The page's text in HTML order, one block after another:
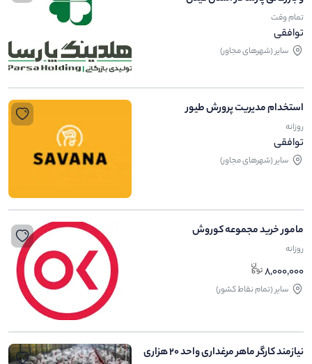
تمام وقت
توافقی
ساير (شهرهای مجاور)
استخدام مدیریت پرورش طیور
روزانه
توافقی
ساير (شهرهای مجاور)
مامور خرید مجموعه کوروش
روزانه
8,000,000
ساير (تمام نقاط کشور)
نیازمند کارگر ماهر مرغداری واحد ۲۰ هزاری